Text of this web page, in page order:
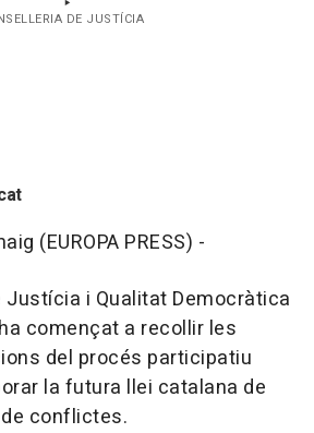
DE JUSTÍCIA
(EUROPA PRESS) -
Justícia i Qualitat Democràtica
començat a recollir les
del procés participatiu
la futura llei catalana de
conflictes.